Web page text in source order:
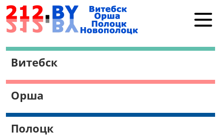
Витебск
Полоцк
Работа в Витебске
Витебск
Орша
Полоцк